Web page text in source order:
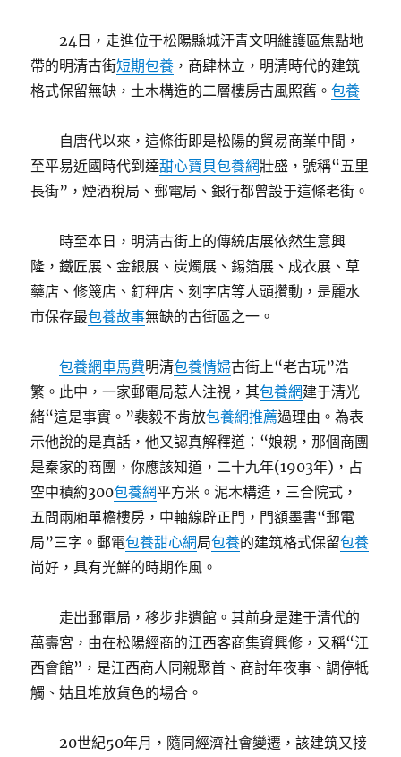
24日，走進位于松陽縣城汗青文明維護區焦點地
帶的明清古街短期包養 ，商肆林立，明清時代的建筑
格式保留無缺，土木構造的二層樓房古風照舊。包養
自唐代以來，這條街即是松陽的貿易商業中間，
至平易近國時代到達甜心寶貝包養網壯盛，號稱“五里
長街”，煙酒稅局、郵電局、銀行都曾設于這條老街。
時至本日，明清古街上的傳統店展依然生意興
隆，鐵匠展、金銀展、炭燭展、錫箔展、成衣展、草
藥店、修篾店、釘秤店、刻字店等人頭攢動，是麗水
市保存最包養故事無缺的古街區之一。
包養網車馬費明清包養情婦古街上“老古玩”浩
繁。此中，一家郵電局惹人注視，其包養網建于清光
緒“這是事實。”裴毅不肯放包養網推薦過理由。為表
示他說的是真話，他又認真解釋道：“娘親，那個商團
是秦家的商團，你應該知道，二十九年(1903年)，占
空中積約300包養網平方米。泥木構造，三合院式，
五間兩廂單檐樓房，中軸線辟正門，門額墨書“郵電
局”三字。郵電包養甜心網局包養的建筑格式保留包養
尚好，具有光鮮的時期作風。
走出郵電局，移步非遺館。其前身是建于清代的
萬壽宮，由在松陽經商的江西客商集資興修，又稱“江
西會館”，是江西商人同親聚首、商討年夜事、調停牴
觸、姑且堆放貨色的場合。
20世紀50年月，隨同經濟社會變遷，該建筑又接